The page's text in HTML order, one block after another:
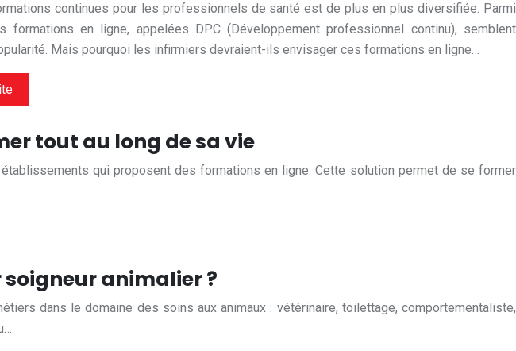
continues pour les professionnels de santé est de plus en plus diversifiée. Parmi
formations en ligne, appelées DPC (Développement professionnel continu), semblent
Mais pourquoi les infirmiers devraient-ils envisager ces formations en ligne…
tout au long de sa vie
qui proposent des formations en ligne. Cette solution permet de se former
animalier ?
dans le domaine des soins aux animaux : vétérinaire, toilettage, comportementaliste,